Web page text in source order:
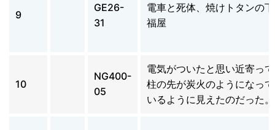
9
GE26-
31
電車と死体、焼けトタンの
福屋
10
NG400-
05
電気がついたと思い近寄っ
柱の先が炭火のようになっ
いるように見えたのだった。